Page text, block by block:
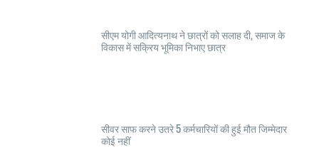
सीएम योगी आदित्यनाथ ने छात्रों को सलाह दी, समाज के
विकास में सक्रिय भूमिका निभाए छात्र
सीवर साफ करने उतरे 5 कर्मचारियों की हुई मौत जिम्मेदार
कोई नहीं